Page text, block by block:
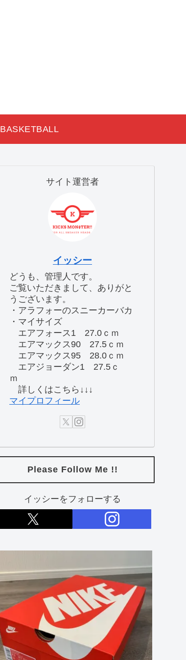
BASKETBALL
サイト運営者
イッシー
どうも、管理人です。
ご覧いただきまして、ありがと
うございます。
・アラフォーのスニーカーバカ
・マイサイズ
エアフォース1 27.0ｃｍ
エアマックス90 27.5ｃｍ
エアマックス95 28.0ｃｍ
エアジョーダン1 27.5ｃ
ｍ
詳しくはこちら↓↓↓
マイプロフィール
Please Follow Me !!
イッシーをフォローする